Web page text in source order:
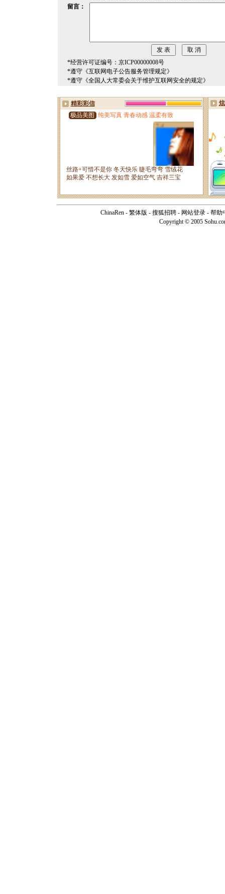
留言：
*经营许可证编号：京ICP00000008号
*遵守《互联网电子公告服务管理规定》
*遵守《全国人大常委会关于维护互联网安全的规定》
ChinaRen - 繁体版 - 搜狐招聘 - 网站登录 - 帮助
Copyright © 2005